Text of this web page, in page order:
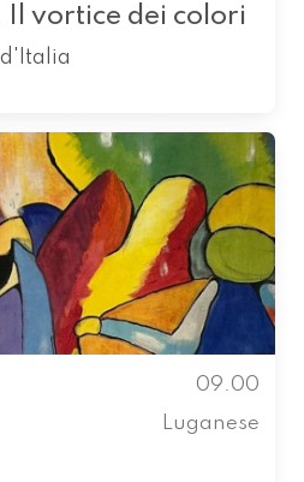
Il vortice dei colori
09.00
Luganese